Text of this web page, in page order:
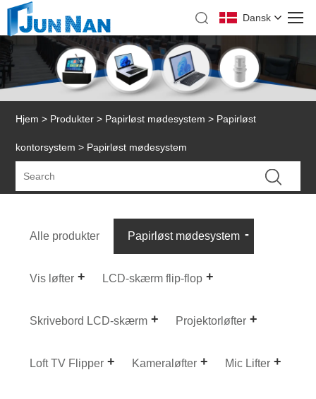
Dansk
Hjem > Produkter > Papirløst mødesystem > Papirløst
kontorsystem > Papirløst mødesystem
Alle produkter Papirløst mødesystem
Vis løfter LCD-skærm flip-flop
Skrivebord LCD-skærm Projektorløfter
Loft TV Flipper Kameraløfter Mic Lifter